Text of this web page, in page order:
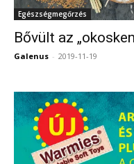
Egészségmegőrzés
Bővült az
Galenus - 2019-11-19